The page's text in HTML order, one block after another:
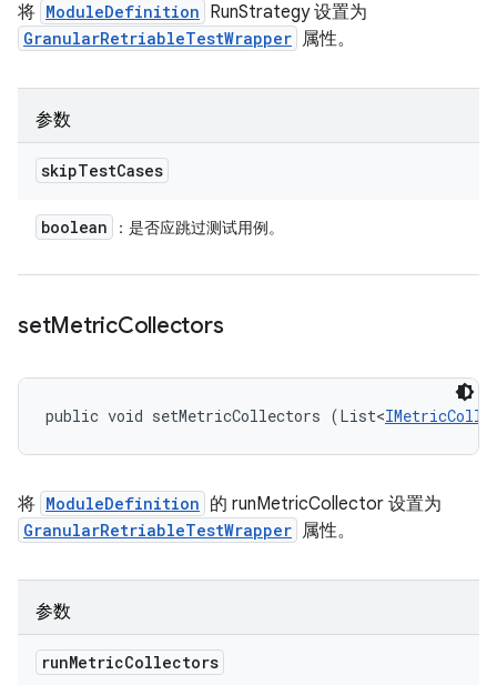
将 ModuleDefinition RunStrategy 设置为
GranularRetriableTestWrapper 属性。
参数
skipTestCases
boolean ：是否应跳过测试用例。
setMetricCollectors
public void setMetricCollectors (List<
将 ModuleDefinition 的 runMetricCollector 设置为
GranularRetriableTestWrapper 属性。
参数
runMetricCollectors